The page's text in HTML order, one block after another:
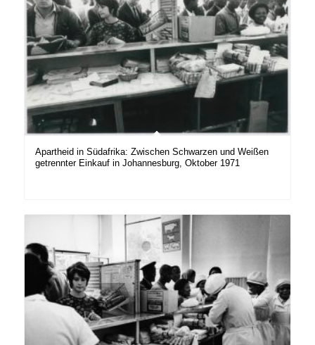
Apartheid in Südafrika: Zwischen Schwarzen und Weißen
getrennter Einkauf in Johannesburg, Oktober 1971